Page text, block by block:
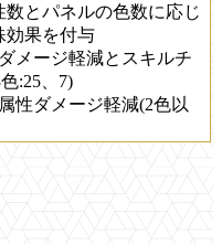
とパネルの色数に応じ
効果を付与
メージ軽減とスキルチ
:25、7)
性ダメージ軽減(2色以